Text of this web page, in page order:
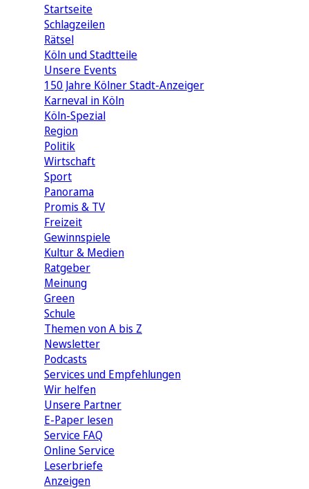
Startseite
Schlagzeilen
Rätsel
Köln und Stadtteile
Unsere Events
150 Jahre Kölner Stadt-Anzeiger
Karneval in Köln
Köln-Spezial
Region
Politik
Wirtschaft
Sport
Panorama
Promis & TV
Freizeit
Gewinnspiele
Kultur & Medien
Ratgeber
Meinung
Green
Schule
Themen von A bis Z
Newsletter
Podcasts
Services und Empfehlungen
Wir helfen
Unsere Partner
E-Paper lesen
Service FAQ
Online Service
Leserbriefe
Anzeigen